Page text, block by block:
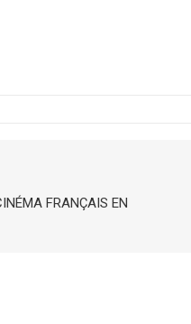
FRANÇAIS EN